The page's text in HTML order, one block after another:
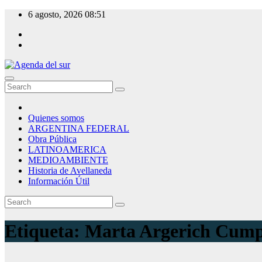
Skip
content
6 agosto, 2026 08:51
Agenda del sur
Quienes somos
ARGENTINA FEDERAL
Obra Pública
LATINOAMERICA
MEDIOAMBIENTE
Historia de Avellaneda
Información Útil
Etiqueta: Marta Argerich